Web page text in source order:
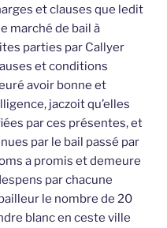
et clauses que ledit
marché de bail à
parties par Callyer
et conditions
avoir bonne et
jaczoit qu’elles
par ces présentes, et
par le bail passé par
a promis et demeure
par chacune
le nombre de 20
blanc en ceste ville